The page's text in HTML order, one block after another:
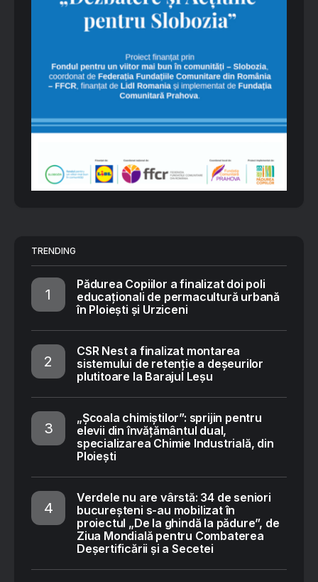
TRENDING
Pădurea Copiilor a finalizat doi poli
educaționali de permacultură urbană
în Ploiești și Urziceni
CSR Nest a finalizat montarea
sistemului de retenție a deșeurilor
plutitoare la Barajul Leșu
„Școala chimiștilor”: sprijin pentru
elevii din învățământul dual,
specializarea Chimie Industrială, din
Ploiești
Verdele nu are vârstă: 34 de seniori
bucureșteni s-au mobilizat în
proiectul „De la ghindă la pădure”, de
Ziua Mondială pentru Combaterea
Deșertificării și a Secetei